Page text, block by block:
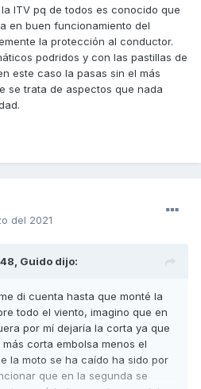
ITV pq de todos es conocido que
en buen funcionamiento del
la protección al conductor.
podridos y con las pastillas de
este caso la pasas sin el más
se trata de aspectos que nada
del 2021
Guido dijo:
di cuenta hasta que monté la
todo el viento, imagino que en
por mí dejaría la corta ya que
corta embolsa menos el
la moto se ha caído ha sido por
que en la segunda se